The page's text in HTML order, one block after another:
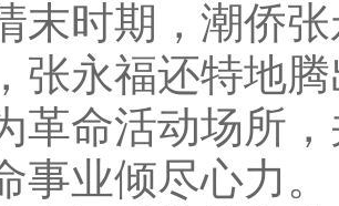
时期，潮侨张
张永福还特地
革命活动场所
事业倾尽心力。